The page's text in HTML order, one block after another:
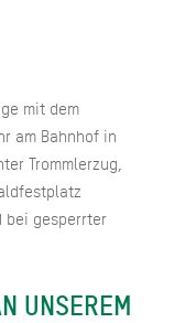
mit dem
am Bahnhof in
Trommlerzug,
bei gesperrter
UNSEREM